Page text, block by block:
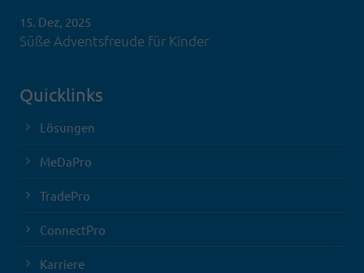
15. Dez, 2025
Süße Adventsfreude für Kinder
Quicklinks
Lösungen
MeDaPro
TradePro
ConnectPro
Karriere